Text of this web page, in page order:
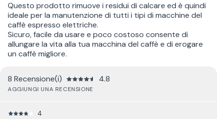
Questo prodotto rimuove i residui di calcare ed è quindi
ideale per la manutenzione di tutti i tipi di macchine del
caffè espresso elettriche.
Sicuro, facile da usare e poco costoso consente di
allungare la vita alla tua macchina del caffè e di erogare
un caffè migliore.
8 Recensione(i) 4.8
AGGIUNGI UNA RECENSIONE
4